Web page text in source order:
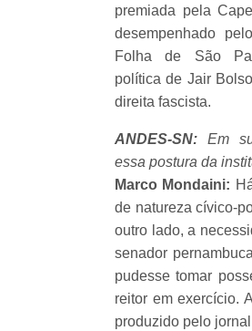
premiada pela
desempenhado
Folha de São
política de Jair
direita fascista.
ANDES-SN:
Em
essa postura da
Marco Mondaini:
de natureza cívico-
outro lado, a
senador
pudesse tomar
reitor em exercício.
produzido pelo